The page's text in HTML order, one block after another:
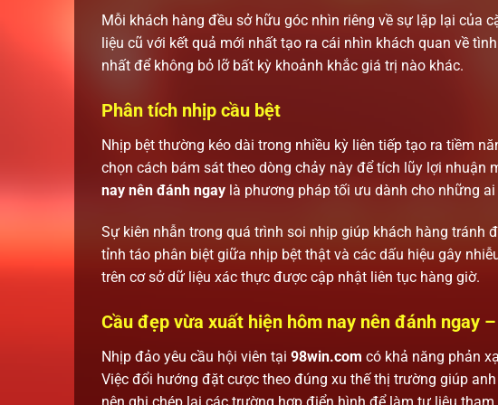
Mỗi khách hàng đều sở hữu góc nhìn riêng về sự lặp lại của
liệu cũ với kết quả mới nhất tạo ra cái nhìn khách quan về
nhất để không bỏ lỡ bất kỳ khoảnh khắc giá trị nào khác.
Phân tích nhịp cầu bệt
Nhịp bệt thường kéo dài trong nhiều kỳ liên tiếp tạo ra tiềm
chọn cách bám sát theo dòng chảy này để tích lũy lợi nhuận
nay nên đánh ngay là phương pháp tối ưu dành cho những
Sự kiên nhẫn trong quá trình soi nhịp giúp khách hàng tránh
tỉnh táo phân biệt giữa nhịp bệt thật và các dấu hiệu gây
trên cơ sở dữ liệu xác thực được cập nhật liên tục hàng giờ.
Cầu đẹp vừa xuất hiện hôm nay nên đánh ngay
Nhịp đảo yêu cầu hội viên tại 98win.com có khả năng phản
Việc đổi hướng đặt cược theo đúng xu thế thị trường giúp
nên ghi chép lại các trường hợp điển hình để làm tư liệu tham